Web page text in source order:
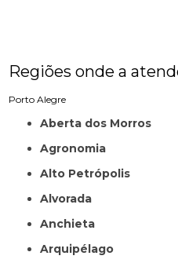
Regiões onde a
Porto Alegre
Aberta dos Morros
Agronomia
Alto Petrópolis
Alvorada
Anchieta
Arquipélago